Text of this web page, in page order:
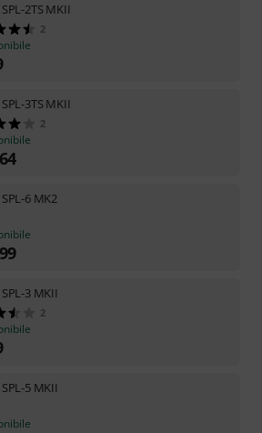
SPL-2TS MKII
2
SPL-3TS MKII
2
SPL-6 MK2
SPL-3 MKII
2
SPL-5 MKII